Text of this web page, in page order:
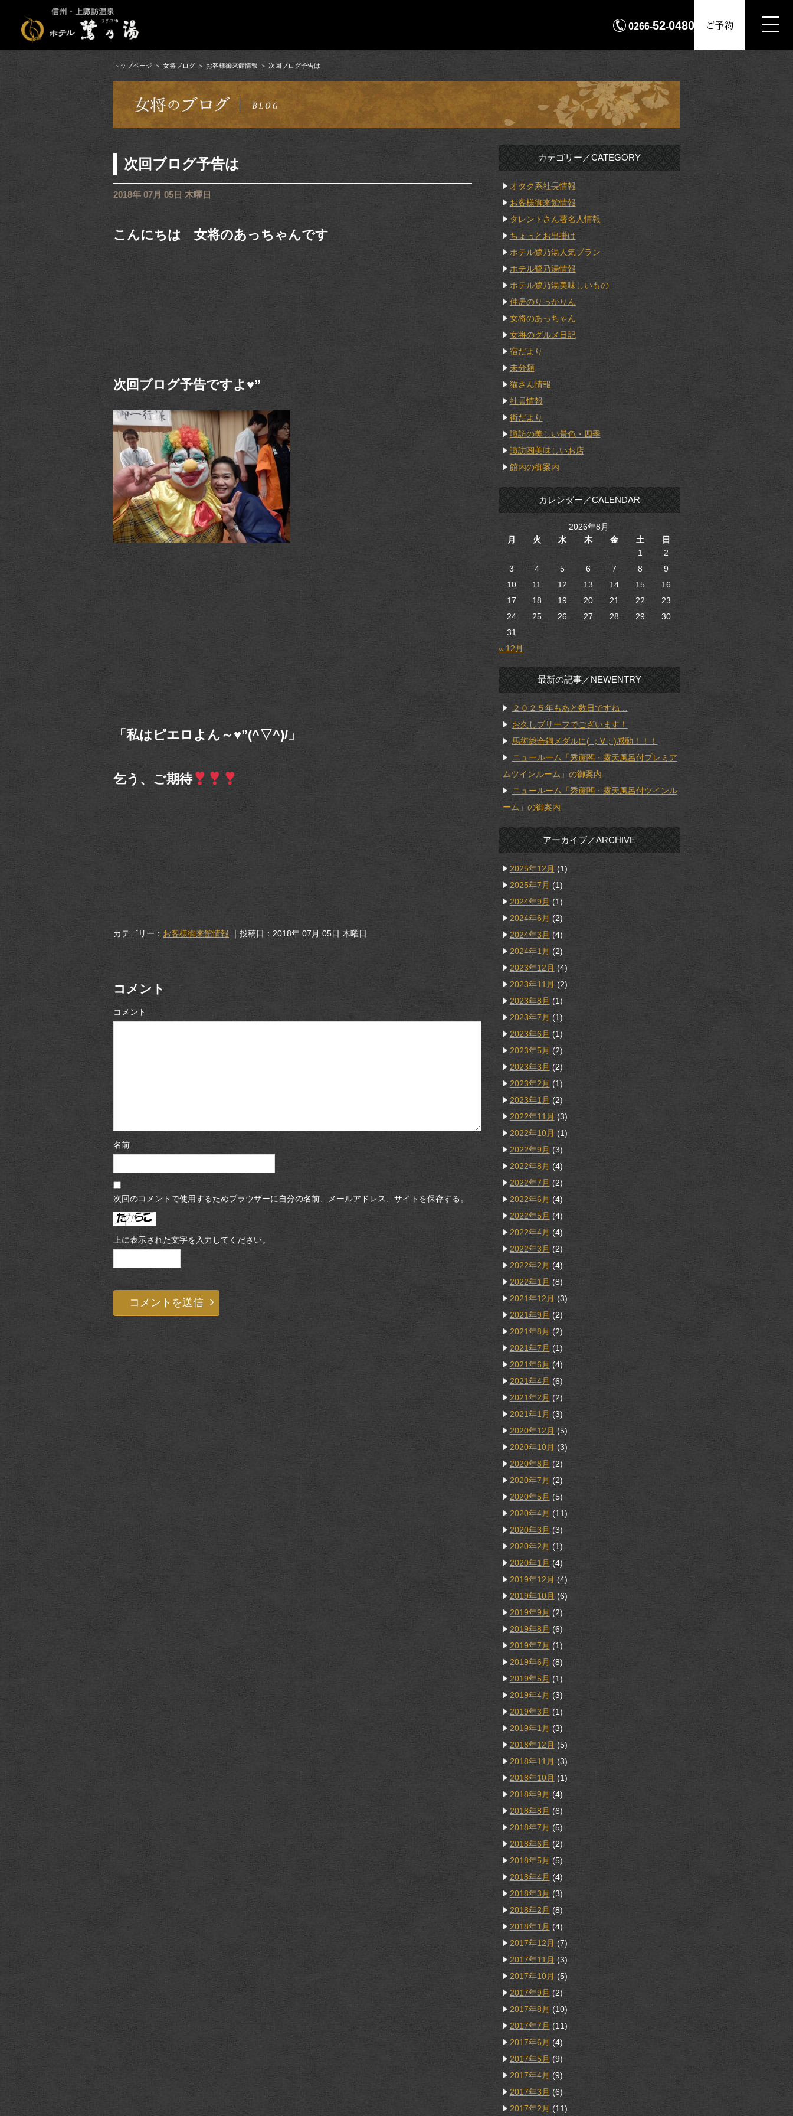
0266-52-0480 ご予約
トップページ 女将ブログ お客様御来館情報 次回ブログ予告は
次回ブログ予告は
2018年 07月 05日 木曜日
こんにちは 女将のあっちゃんです
次回ブログ予告ですよ♥”
「私はピエロよん～♥”(^▽^)/」
乞う、ご期待
カテゴリー： お客様御来館情報 ｜投稿日：2018年 07月 05日 木曜日
コメント
コメント
名前
次回のコメントで使用するためブラウザーに自分の名前、メールアドレス、サイトを保存する。
上に表示された文字を入力してください。
カテゴリー／CATEGORY
オタク系社長情報
お客様御来館情報
タレントさん著名人情報
ちょっとお出掛け
ホテル鷺乃湯人気プラン
ホテル鷺乃湯情報
ホテル鷺乃湯美味しいもの
仲居のりっかりん
女将のあっちゃん
女将のグルメ日記
宿だより
未分類
猫さん情報
社員情報
街だより
諏訪の美しい景色・四季
諏訪圏美味しいお店
館内の御案内
カレンダー／CALENDAR
2026年8月
月
火 水 木 金 土
日
1
2
3
4 5 6 7 8
9
10
11 12 13 14 15
16
17
18 19 20 21 22
23
24
25 26 27 28 29
30
31
« 12月
最新の記事／NEWENTRY
２０２５年もあと数日ですね…
お久しブリーフでございます！
馬術総合銅メダルに( ；∀；)感動！！！
ニュールーム「秀蘆閣・露天風呂付プレミア
ムツインルーム」の御案内
ニュールーム「秀蘆閣・露天風呂付ツインル
ーム」の御案内
アーカイブ／ARCHIVE
2025年12月 (1)
2025年7月 (1)
2024年9月 (1)
2024年6月 (2)
2024年3月 (4)
2024年1月 (2)
2023年12月 (4)
2023年11月 (2)
2023年8月 (1)
2023年7月 (1)
2023年6月 (1)
2023年5月 (2)
2023年3月 (2)
2023年2月 (1)
2023年1月 (2)
2022年11月(3)
2022年10月 (1)
2022年9月(3)
2022年8月 (4)
2022年7月 (2)
2022年6月 (4)
2022年5月 (4)
2022年4月 (4)
2022年3月 (2)
2022年2月 (4)
2022年1月 (8)
2021年12月 (3)
2021年9月 (2)
2021年8月 (2)
2021年7月 (1)
2021年6月 (4)
2021年4月 (6)
2021年2月 (2)
2021年1月(3)
2020年12月 (5)
2020年10月 (3)
2020年8月 (2)
2020年7月 (2)
2020年5月 (5)
2020年4月 (11)
2020年3月 (3)
2020年2月 (1)
2020年1月 (4)
2019年12月 (4)
2019年10月 (6)
2019年9月 (2)
2019年8月 (6)
2019年7月 (1)
2019年6月 (8)
2019年5月 (1)
2019年4月 (3)
2019年3月(1)
2019年1月 (3)
2018年12月 (5)
2018年11月 (3)
2018年10月 (1)
2018年9月 (4)
2018年8月 (6)
2018年7月 (5)
2018年6月 (2)
2018年5月 (5)
2018年4月 (4)
2018年3月 (3)
2018年2月 (8)
2018年1月 (4)
2017年12月 (7)
2017年11月 (3)
2017年10月 (5)
2017年9月 (2)
2017年8月 (10)
2017年7月 (11)
2017年6月 (4)
2017年5月 (9)
2017年4月 (9)
2017年3月 (6)
2017年2月 (11)